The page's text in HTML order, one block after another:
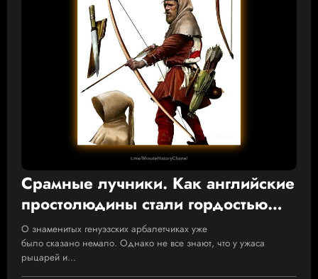
Срамные лучники. Как английские
простолюдины стали гордостью
британской армии
О знаменитых генуэзских арбалетчиках уже
было сказано немало. Однако не все знают, что у ужаса
рыцарей и…